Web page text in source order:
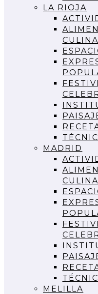
LA RIOJA
MADRID
MELILLA